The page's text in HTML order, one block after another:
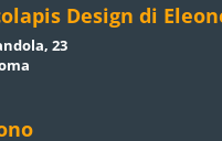
Design di
23